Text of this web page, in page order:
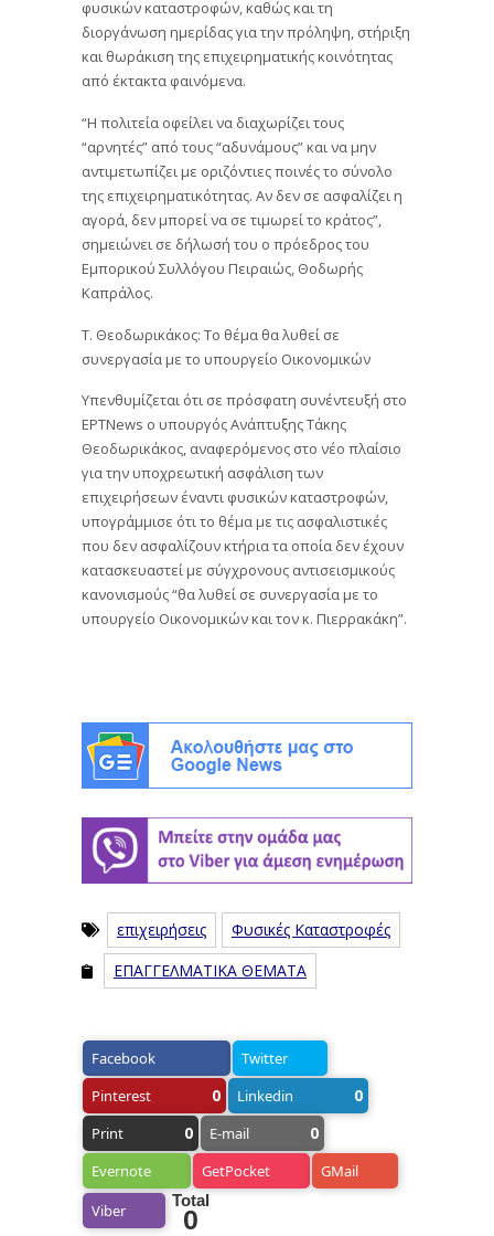
φυσικών καταστροφών, καθώς και τη
διοργάνωση ημερίδας για την πρόληψη, στήριξη
και θωράκιση της επιχειρηματικής κοινότητας
από έκτακτα φαινόμενα.
“Η πολιτεία οφείλει να διαχωρίζει τους
“αρνητές” από τους “αδυνάμους” και να μην
αντιμετωπίζει με οριζόντιες ποινές το σύνολο
της επιχειρηματικότητας. Αν δεν σε ασφαλίζει η
αγορά, δεν μπορεί να σε τιμωρεί το κράτος”,
σημειώνει σε δήλωσή του ο πρόεδρος του
Εμπορικού Συλλόγου Πειραιώς, Θοδωρής
Καπράλος.
Τ. Θεοδωρικάκος: Το θέμα θα λυθεί σε
συνεργασία με το υπουργείο Οικονομικών
Υπενθυμίζεται ότι σε πρόσφατη συνέντευξή στο
ΕΡΤΝews ο υπουργός Ανάπτυξης Τάκης
Θεοδωρικάκος, αναφερόμενος στο νέο πλαίσιο
για την υποχρεωτική ασφάλιση των
επιχειρήσεων έναντι φυσικών καταστροφών,
υπογράμμισε ότι το θέμα με τις ασφαλιστικές
που δεν ασφαλίζουν κτήρια τα οποία δεν έχουν
κατασκευαστεί με σύγχρονους αντισεισμικούς
κανονισμούς “θα λυθεί σε συνεργασία με το
υπουργείο Οικονομικών και τον κ. Πιερρακάκη”.
επιχειρήσεις
Φυσικές Καταστροφές
ΕΠΑΓΓΕΛΜΑΤΙΚΑ ΘΕΜΑΤΑ
Facebook
Twitter
Pinterest
0 Linkedin 0
Print 0 E-mail 0
Evernote GetPocket GMail
Viber
Total
0